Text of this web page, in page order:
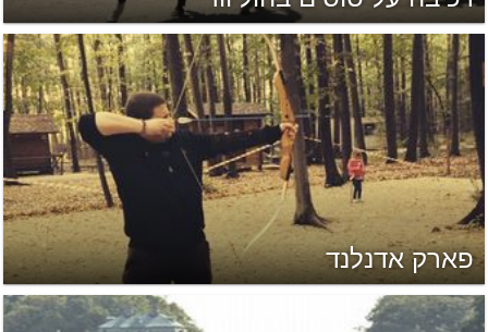
פארק אדנלנד